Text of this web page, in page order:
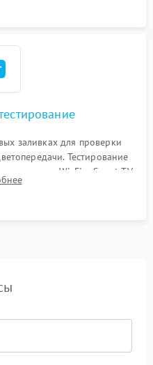
заливках для проверки
Тестирование
модуля Wi-Fi и Smart TV
нескольких часов.